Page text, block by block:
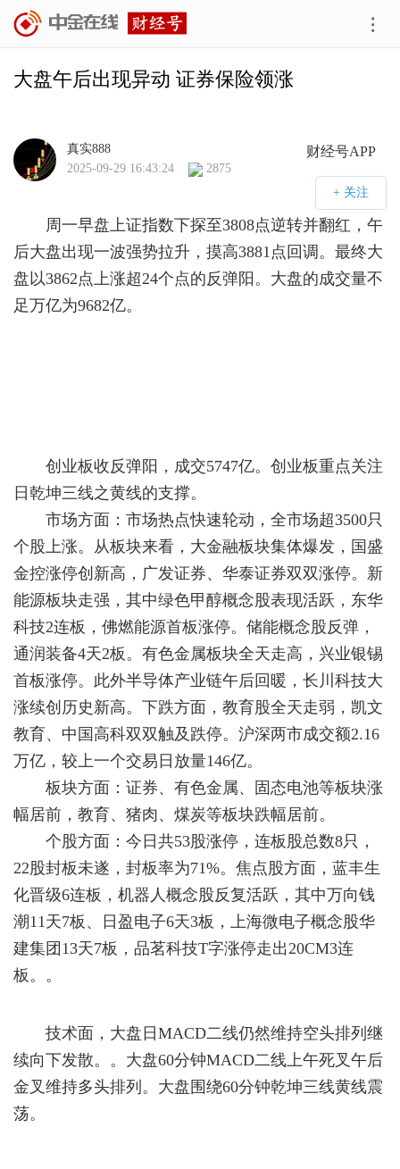
大盘午后出现异动 证券保险领涨
财经号APP
真实888
2025-09-29 16:43:24
2875
周一早盘上证指数下探至3808点逆转并翻红，午
后大盘出现一波强势拉升，摸高3881点回调。最终大
盘以3862点上涨超24个点的反弹阳。大盘的成交量不
足万亿为9682亿。
创业板收反弹阳，成交5747亿。创业板重点关注
日乾坤三线之黄线的支撑。
市场方面：市场热点快速轮动，全市场超3500只
个股上涨。从板块来看，大金融板块集体爆发，国盛
金控涨停创新高，广发证券、华泰证券双双涨停。新
能源板块走强，其中绿色甲醇概念股表现活跃，东华
科技2连板，佛燃能源首板涨停。储能概念股反弹，
通润装备4天2板。有色金属板块全天走高，兴业银锡
首板涨停。此外半导体产业链午后回暖，长川科技大
涨续创历史新高。下跌方面，教育股全天走弱，凯文
教育、中国高科双双触及跌停。沪深两市成交额2.16
万亿，较上一个交易日放量146亿。
板块方面：证券、有色金属、固态电池等板块涨
幅居前，教育、猪肉、煤炭等板块跌幅居前。
个股方面：今日共53股涨停，连板股总数8只，
22股封板未遂，封板率为71%。焦点股方面，蓝丰生
化晋级6连板，机器人概念股反复活跃，其中万向钱
潮11天7板、日盈电子6天3板，上海微电子概念股华
建集团13天7板，品茗科技T字涨停走出20CM3连
板。。
技术面，大盘日MACD二线仍然维持空头排列继
续向下发散。。大盘60分钟MACD二线上午死叉午后
金叉维持多头排列。大盘围绕60分钟乾坤三线黄线震
荡。